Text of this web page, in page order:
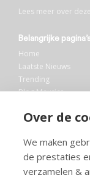
Over de
We maken
de prestaties
verzamelen &
Lees meer over
Belangrijke
Home
Laatste Nieuws
Trending
Blog Maurice
Bibliotheek
Info en service
FAQ
Doneren